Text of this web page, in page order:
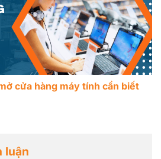
cửa hàng máy tính cần biết
luận